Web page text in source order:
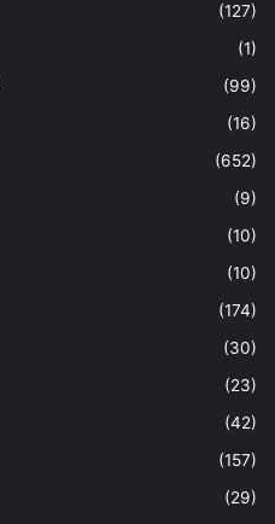
(127)
(1)
(99)
(16)
(652)
(9)
(10)
(10)
(174)
(30)
(23)
(42)
(157)
(29)